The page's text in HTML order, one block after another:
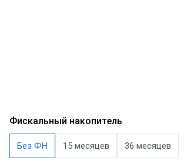
Фискальный накопитель
Без ФН 15 месяцев 36 месяцев